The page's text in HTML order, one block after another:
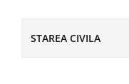
STAREA CIVILA